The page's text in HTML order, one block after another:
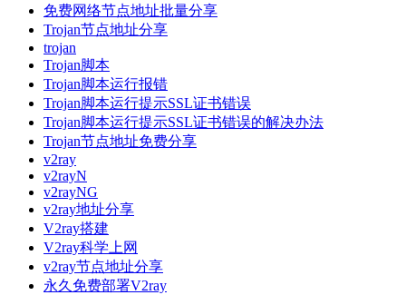
免费网络节点地址批量分享
Trojan节点地址分享
trojan
Trojan脚本
Trojan脚本运行报错
Trojan脚本运行提示SSL证书错误
Trojan脚本运行提示SSL证书错误的解决办法
Trojan节点地址免费分享
v2ray
v2rayN
v2rayNG
v2ray地址分享
V2ray搭建
V2ray科学上网
v2ray节点地址分享
永久免费部署V2ray